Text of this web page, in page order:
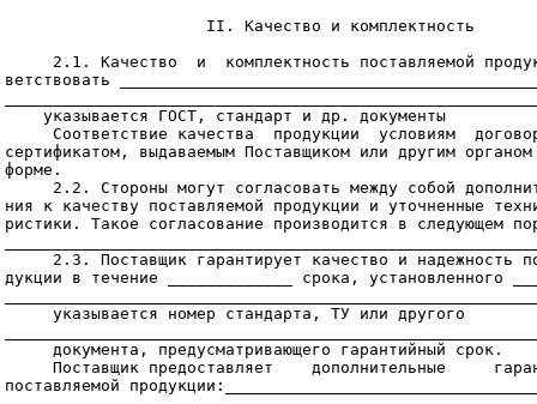
                     II. Качество и комплектность
2.1. Качество  и  комплектность поставляемой
ветствовать
    указывается ГОСТ, стандарт и др. документы
Соответствие качества  продукции  условиям
сертификатом, выдаваемым Поставщиком или другим
форме.
2.2. Стороны могут согласовать между собой
ния к качеству поставляемой продукции и уточненные
ристики. Такое согласование производится в следующем
2.3. Поставщик гарантирует качество и надежность
дукции в течение _____________ срока, установленного
     указывается номер стандарта, ТУ или другого
     документа, предусматривающего гарантийный срок.
Поставщик предоставляет    дополнительные
поставляемой